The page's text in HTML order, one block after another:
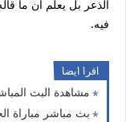
الذعر بل يعلم أن ما
فيه.
اقرا ايضا
مشاهدة البث
بث مباشر مباراة